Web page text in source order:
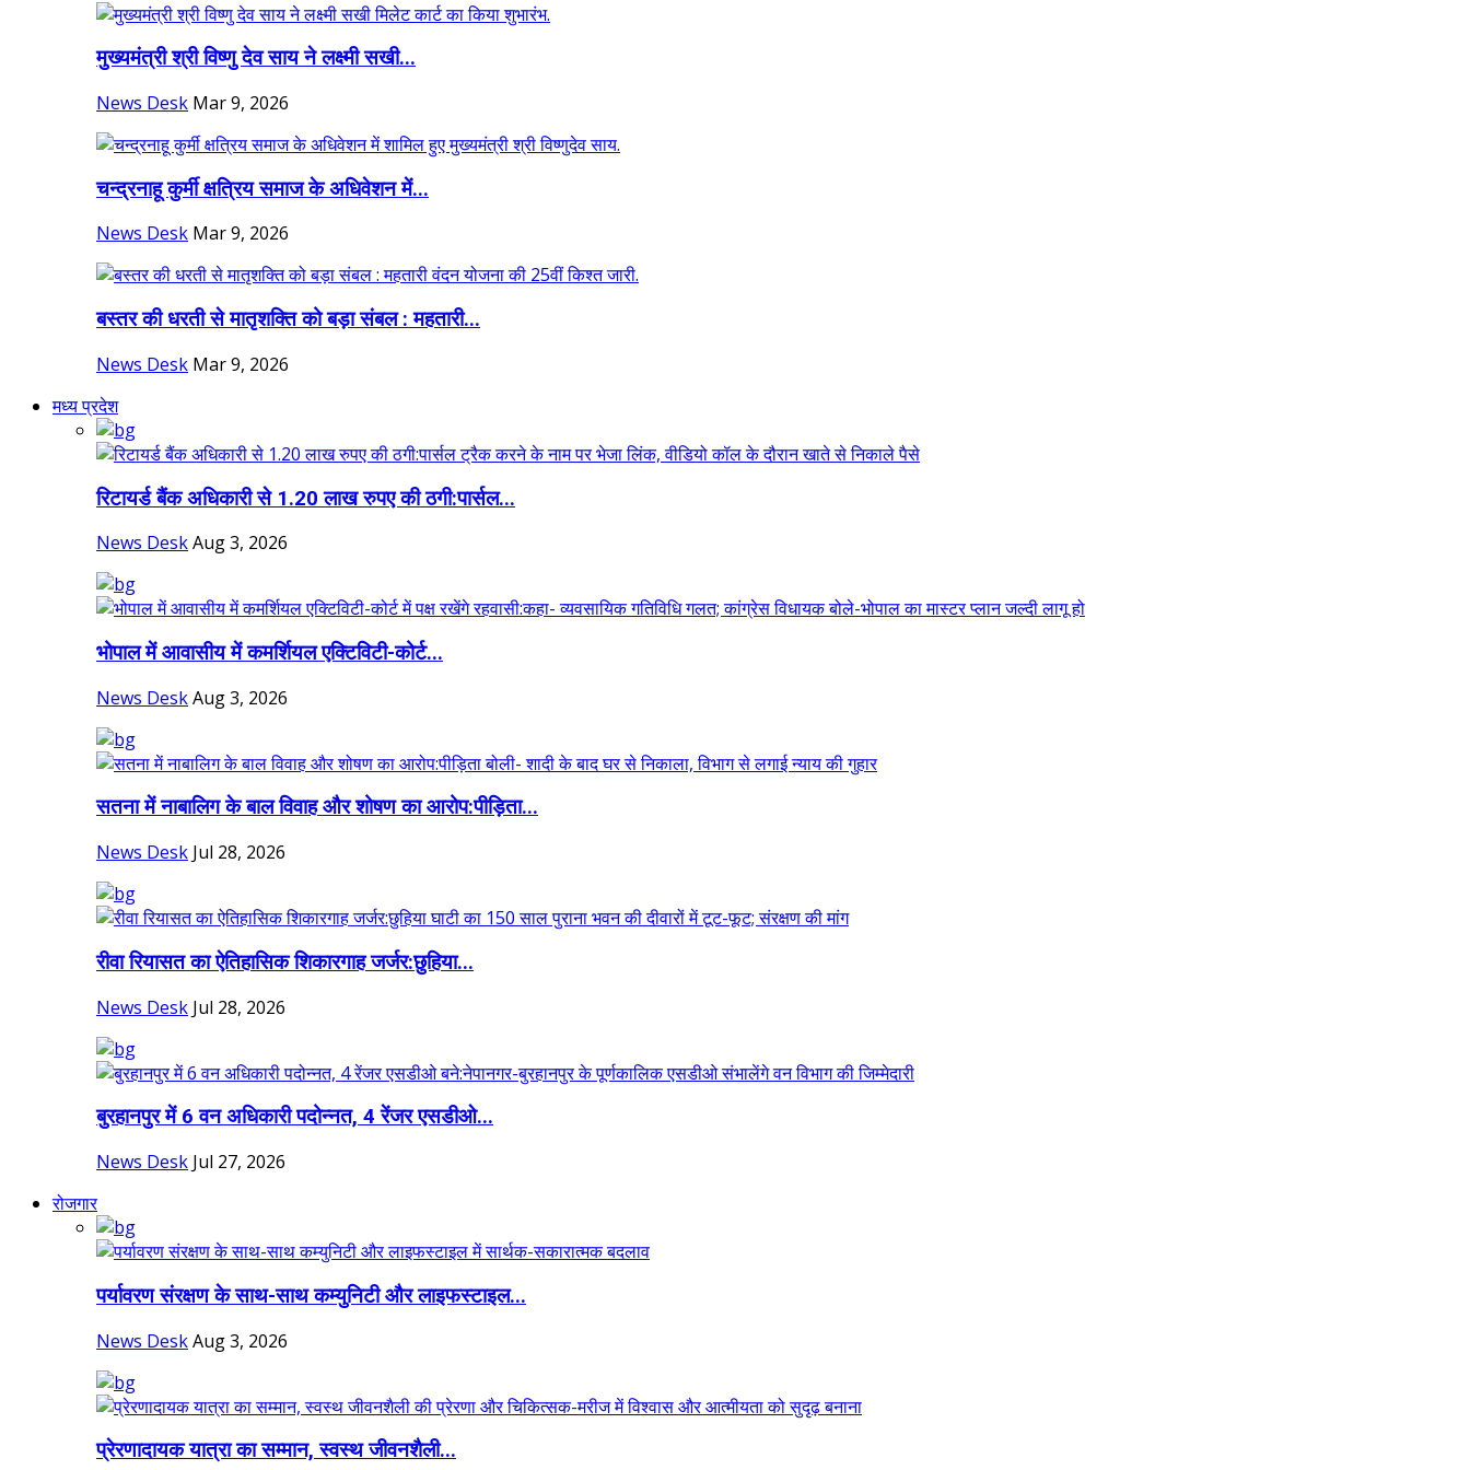
मुख्यमंत्री श्री विष्णु देव साय ने लक्ष्मी सखी...
News Desk Mar 9, 2026
चन्द्रनाहू कुर्मी क्षत्रिय समाज के अधिवेशन में...
News Desk Mar 9, 2026
बस्तर की धरती से मातृशक्ति को बड़ा संबल : महतारी...
News Desk Mar 9, 2026
मध्य प्रदेश
रिटायर्ड बैंक अधिकारी से 1.20 लाख रुपए की ठगी:पार्सल...
News DeskAug 3, 2026
भोपाल में आवासीय में कमर्शियल एक्टिविटी-कोर्ट...
News DeskAug 3, 2026
सतना में नाबालिग के बाल विवाह और शोषण का आरोप:पीड़िता...
News Desk Jul 28, 2026
रीवा रियासत का ऐतिहासिक शिकारगाह जर्जर:छुहिया...
News Desk Jul 28, 2026
बुरहानपुर में 6 वन अधिकारी पदोन्नत, 4 रेंजर एसडीओ...
News Desk Jul 27, 2026
रोजगार
पर्यावरण संरक्षण के साथ-साथ कम्युनिटी और लाइफस्टाइल...
News DeskAug 3, 2026
प्रेरणादायक यात्रा का सम्मान, स्वस्थ जीवनशैली...